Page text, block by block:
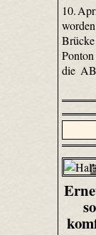
10.
die